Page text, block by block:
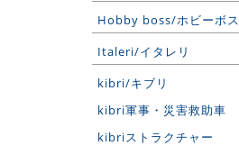
Hobby boss/ホビーボス
Italeri/イタレリ
kibri/キブリ
kibri軍事・災害救助車
kibriストラクチャー